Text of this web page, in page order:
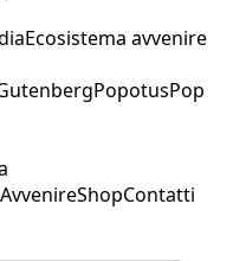
Ecosistema avvenire
PopotusPop
ShopContatti